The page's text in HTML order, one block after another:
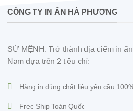
CÔNG TY IN ẤN HÀ PHƯƠNG
SỨ MỆNH: Trở thành địa điểm in
Nam dựa trên 2 tiêu chí:
Hàng in đúng chất liệu yêu cầu
Free Ship Toàn Quốc